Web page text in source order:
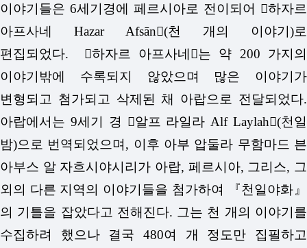
이야기들은 6세기경에 페르시아로 전이되어 󰡔하자르
아프사네 Hazar Afsān󰡕(천 개의 이야기)로
편집되었다. 󰡔하자르 아프사네󰡕는 약 200 가지의
이야기밖에 수록되지 않았으며 많은 이야기가
변형되고 첨가되고 삭제된 채 아랍으로 전달되었다.
아랍에서는 9세기 경 󰡔알프 라일라 Alf Laylah󰡕(천일
밤)으로 번역되었으며, 이후 아부 압둘라 무함마드 븐
아부스 알 자흐시야시리가 아랍, 페르시아, 그리스, 그
외의 다른 지역의 이야기들을 첨가하여 『천일야화』
의 기틀을 잡았다고 전해진다. 그는 천 개의 이야기를
수집하려 했으나 결국 480여 개 정도만 집필하고